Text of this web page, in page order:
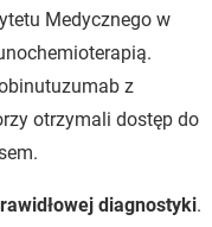
Medycznego w
z
otrzymali dostęp do
diagnostyki.